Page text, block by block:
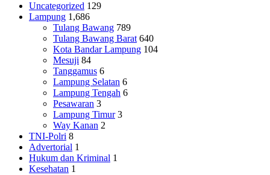
Uncategorized 129
Lampung 1,686
Tulang Bawang 789
Tulang Bawang Barat 640
Kota Bandar Lampung 104
Mesuji 84
Tanggamus 6
Lampung Selatan 6
Lampung Tengah 6
Pesawaran 3
Lampung Timur 3
Way Kanan 2
TNI-Polri 8
Advertorial 1
Hukum dan Kriminal 1
Kesehatan 1